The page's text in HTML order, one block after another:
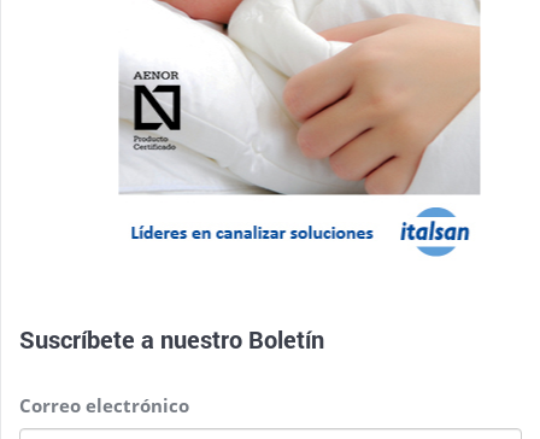
Suscríbete a nuestro Boletín
Correo electrónico